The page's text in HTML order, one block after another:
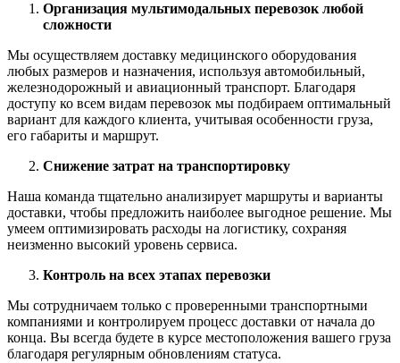
Организация мультимодальных перевозок любой
сложности
Мы осуществляем доставку медицинского оборудования
любых размеров и назначения, используя автомобильный,
железнодорожный и авиационный транспорт. Благодаря
доступу ко всем видам перевозок мы подбираем оптимальный
вариант для каждого клиента, учитывая особенности груза,
его габариты и маршрут.
Снижение затрат на транспортировку
Наша команда тщательно анализирует маршруты и варианты
доставки, чтобы предложить наиболее выгодное решение. Мы
умеем оптимизировать расходы на логистику, сохраняя
неизменно высокий уровень сервиса.
Контроль на всех этапах перевозки
Мы сотрудничаем только с проверенными транспортными
компаниями и контролируем процесс доставки от начала до
конца. Вы всегда будете в курсе местоположения вашего груза
благодаря регулярным обновлениям статуса.